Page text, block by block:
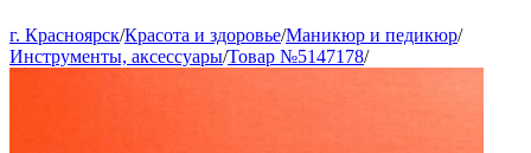
г. Красноярск/Красота и здоровье/Маникюр и педикюр/
Инструменты, аксессуары/Товар №5147178/